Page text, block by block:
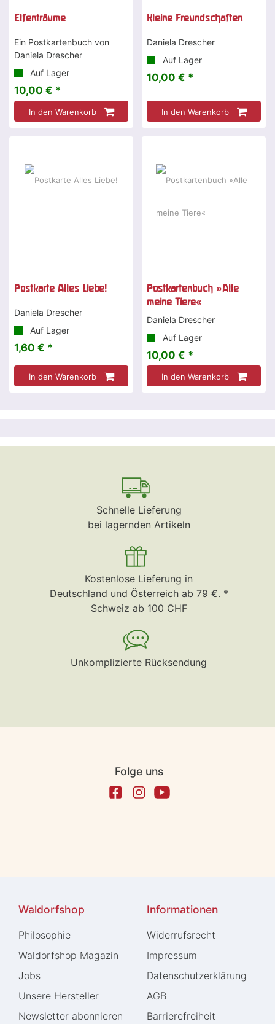
Elfenträume
Ein Postkartenbuch von
Daniela Drescher
Auf Lager
10,00 € *
In den Warenkorb
Kleine Freundschaften
Daniela Drescher
Auf Lager
10,00 € *
In den Warenkorb
Postkarte Alles Liebe!
Daniela Drescher
Auf Lager
1,60 € *
In den Warenkorb
Postkartenbuch »Alle
meine Tiere«
Daniela Drescher
Auf Lager
10,00 € *
In den Warenkorb
Schnelle Lieferung
bei lagernden Artikeln
Kostenlose Lieferung in
Deutschland und Österreich ab 79 €. *
Schweiz ab 100 CHF
Unkomplizierte Rücksendung
Folge uns
Waldorfshop
Philosophie
Waldorfshop Magazin
Jobs
Unsere Hersteller
Newsletter abonnieren
Informationen
Widerrufs­recht
Impressum
Daten­schutz­erklärung
AGB
Barrierefreiheit